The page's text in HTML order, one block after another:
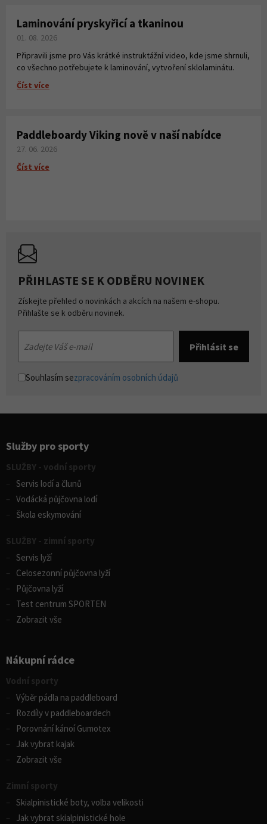
Laminování pryskyřicí a tkaninou
01. 08. 2026
Připravili jsme pro Vás krátké instruktážní video, kde jsme shrnuli,
co všechno potřebujete k laminování, vytvoření sklolaminátu.
Číst více
Paddleboardy Viking nově v naší nabídce
27. 06. 2026
Číst více
PŘIHLASTE SE K ODBĚRU NOVINEK
Získejte přehled o novinkách a akcích na našem e-shopu.
Přihlašte se k odběru novinek.
Souhlasím sezpracováním osobních údajů
Služby pro sporty
SLUŽBY - vodní sporty
Servis lodí a člunů
Vodácká půjčovna lodí
Škola eskymování
SLUŽBY - zimní sporty
Servis lyží
Celosezonní půjčovna lyží
Půjčovna lyží
Test centrum SPORTEN
Zobrazit vše
Nákupní rádce
Vodní sporty
Výběr pádla na paddleboard
Rozdíly v paddleboardech
Porovnání kánoí Gumotex
Jak vybrat kajak
Zobrazit vše
Zimní sporty
Skialpinistické boty, volba velikosti
Jak vybrat skialpinistické hole